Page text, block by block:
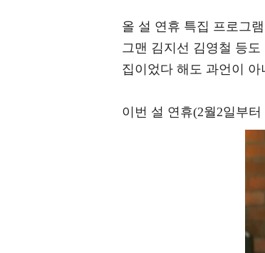
올 설 연휴 특집 프로그
그맨 김지선 김영철 등
집이었다 해도 과언이 아
이번 설 연휴(2월2일부